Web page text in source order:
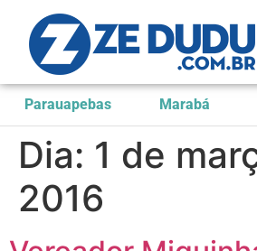
Parauapebas Marabá
Dia: 1 de
2016